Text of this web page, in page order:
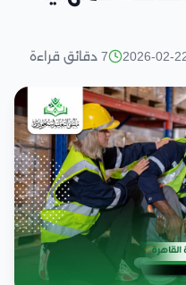
2026-02- 7 دقائق قراءة